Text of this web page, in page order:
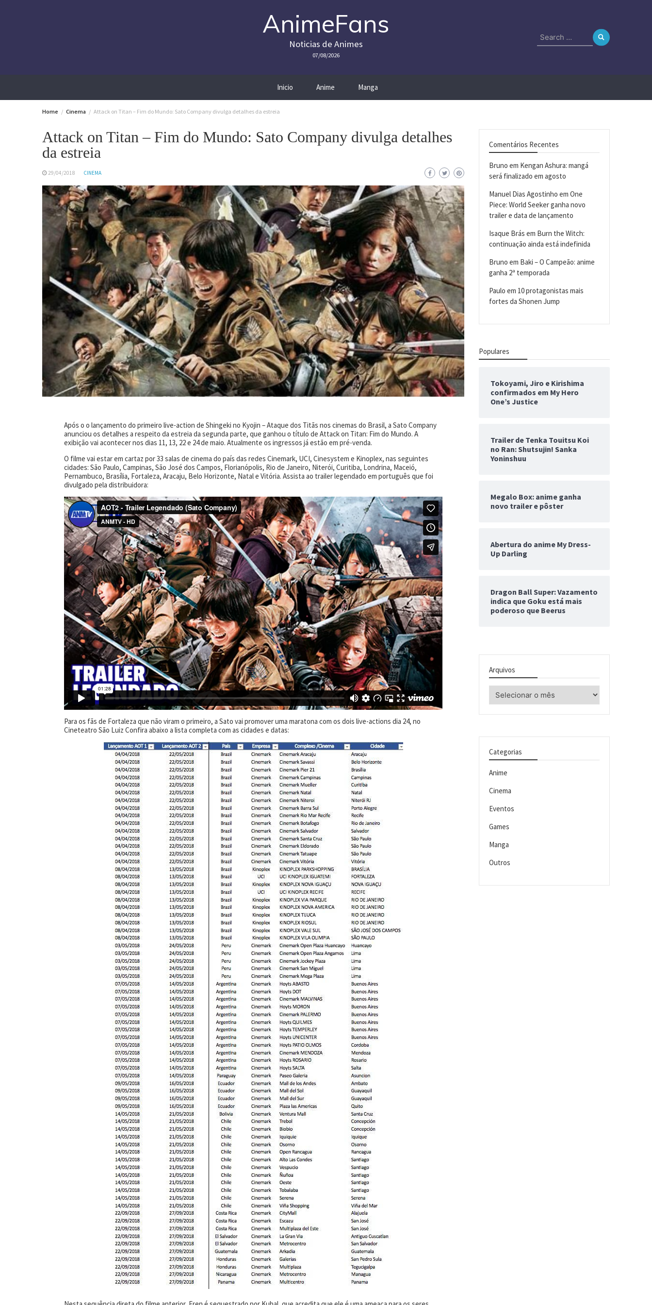
AnimeFans
Noticias de Animes
07/08/2026
Search
for:
Inicio Anime Manga
Home Cinema Attack on Titan – Fim do Mundo: Sato Company divulga detalhes da estreia
Attack on Titan – Fim do Mundo: Sato Company divulga detalhes
da estreia
29/04/2018 CINEMA
Após o o lançamento do primeiro live-action de Shingeki no Kyojin – Ataque dos Titãs nos cinemas do Brasil, a Sato Company
anunciou os detalhes a respeito da estreia da segunda parte, que ganhou o título de Attack on Titan: Fim do Mundo. A
exibição vai acontecer nos dias 11, 13, 22 e 24 de maio. Atualmente os ingressos já estão em pré-venda.
O filme vai estar em cartaz por 33 salas de cinema do país das redes Cinemark, UCI, Cinesystem e Kinoplex, nas seguintes
cidades: São Paulo, Campinas, São José dos Campos, Florianópolis, Rio de Janeiro, Niterói, Curitiba, Londrina, Maceió,
Pernambuco, Brasília, Fortaleza, Aracaju, Belo Horizonte, Natal e Vitória. Assista ao trailer legendado em português que foi
divulgado pela distribuidora:
Para os fãs de Fortaleza que não viram o primeiro, a Sato vai promover uma maratona com os dois live-actions dia 24, no
Cineteatro São Luiz Confira abaixo a lista completa com as cidades e datas:
Comentários Recentes
Bruno em Kengan Ashura: mangá
será finalizado em agosto
Manuel Dias Agostinho em One
Piece: World Seeker ganha novo
trailer e data de lançamento
Isaque Brás em Burn the Witch:
continuação ainda está indefinida
Bruno em Baki – O Campeão: anime
ganha 2ª temporada
Paulo em 10 protagonistas mais
fortes da Shonen Jump
Populares
Tokoyami, Jiro e Kirishima
confirmados em My Hero
One’s Justice
Trailer de Tenka Touitsu Koi
no Ran: Shutsujin! Sanka
Yoninshuu
Megalo Box: anime ganha
novo trailer e pôster
Abertura do anime My Dress-
Up Darling
Dragon Ball Super: Vazamento
indica que Goku está mais
poderoso que Beerus
Arquivos
Arquivos
Categorias
Anime
Cinema
Eventos
Games
Manga
Outros